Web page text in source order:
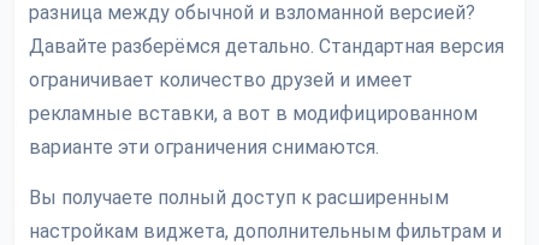
разница между обычной и взломанной версией?
Давайте разберёмся детально. Стандартная версия
ограничивает количество друзей и имеет
рекламные вставки, а вот в модифицированном
варианте эти ограничения снимаются.
Вы получаете полный доступ к расширенным
настройкам виджета, дополнительным фильтрам и